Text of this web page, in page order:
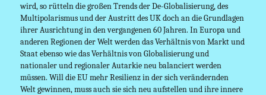
wird, so rütteln die großen Trends der De-Globalisierung, des
Multipolarismus und der Austritt des UK doch an die Grundlagen
ihrer Ausrichtung in den vergangenen 60 Jahren. In Europa und
anderen Regionen der Welt werden das Verhältnis von Markt und
Staat ebenso wie das Verhältnis von Globalisierung und
nationaler und regionaler Autarkie neu balanciert werden
müssen. Will die EU mehr Resilienz in der sich verändernden
Welt gewinnen, muss auch sie sich neu aufstellen und ihre innere